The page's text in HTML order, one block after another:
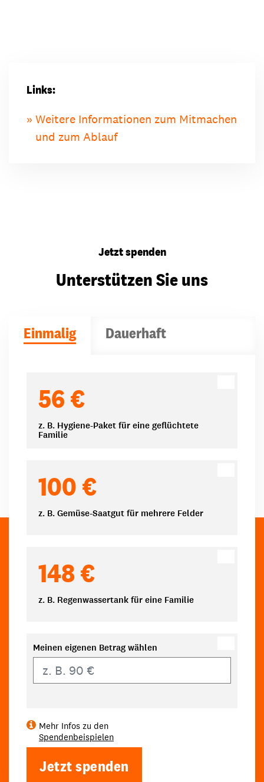
Links:
Weitere Informationen zum Mitmachen
und zum Ablauf
Jetzt spenden
Unterstützen Sie uns
Einmalig Dauerhaft
56 €
z. B. Hygiene-Paket für eine geflüchtete
Familie
100 €
z. B. Gemüse-Saatgut für mehrere Felder
148 €
z. B. Regenwassertank für eine Familie
Meinen eigenen Betrag wählen
Mehr Infos zu den
Spendenbeispielen
Jetzt spenden